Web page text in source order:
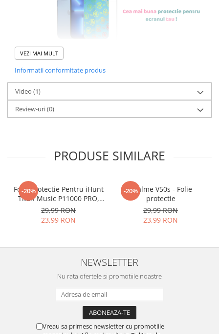
Foliile noastre sunt
aplicat chiar
tu.
producerea foliilor NUeste
sticla pe care o stim cu totii, ci
este Nano Glass
AcestagaranteazacaNU SE
SPARGEin mii de cioburi
ascutite si periculoase.
Nu numai ca este rezistenta la
zgarieturi si spargere, ci si
INTARESTEecranul!
Folia avand rezistenta 9H la
zgarieturi, asigura si un aspect
VEZI MAI MULT
Informatii conformitate produs
Video (1)
Review-uri(0)
PRODUSE SIMILARE
-20%
Folie Protectie Pentru iHunt
Titan Music P11000 PRO,
VDOO
29,99 RON
23,99 RON
-20%
Realme V50s - Folie
protectie
29,99 RON
23,99 RON
NEWSLETTER
Nu rata ofertele si promotiile noastre
Vreau sa primesc newsletter cu promotiile